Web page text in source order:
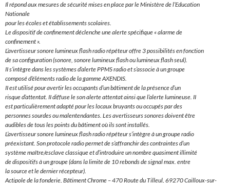
Il répond aux mesures de sécurité mises en place par le Ministère de l’Education
Nationale
pour les écoles et établissements scolaires.
Le dispositif de confinement déclenche une alerte spécifique « alarme de
confinement ».
L’avertisseur sonore lumineux flash radio répéteur offre 3 possibilités en fonction
de sa configuration (sonore, sonore lumineux flash ou lumineux flash seul).
II s’intègre dans les systèmes d’alerte PPMS radio et s’associe à un groupe
composé d’éléments radio de la gamme AXENDIS.
II est utilisé pour avertir les occupants d’un bâtiment de la présence d’un
risque d’attentat. II diffuse le son alerte attentat ainsi que l’alerte lumineuse. II
est particulièrement adapté pour les locaux bruyants ou occupés par des
personnes sourdes ou malentendantes. Les avertisseurs sonores doivent être
audibles de tous les points du bâtiment où ils sont installés.
L’avertisseur sonore lumineux flash radio répéteur s’intègre à un groupe radio
préexistant. Son protocole radio permet de s’affranchir des contraintes d’un
système maître/esclave classique et d’introduire un nombre quasiment illimité
de dispositifs à un groupe (dans la limite de 10 rebonds de signal max. entre
la source et le dernier récepteur).
Actipole de la fonderie, Bâtiment Chrome – 470 Route du Tilleul, 69270 Cailloux-sur-